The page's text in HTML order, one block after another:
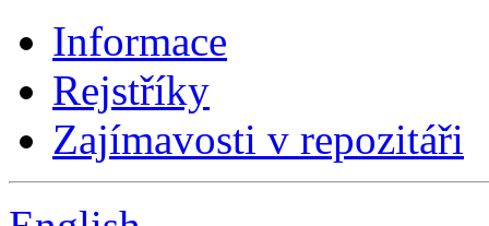
Informace
Rejstříky
Zajímavosti v repozitáři